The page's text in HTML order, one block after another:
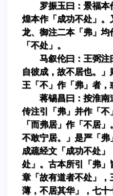
罗振玉曰：景福
煌本作「成功不处」
龙、御注二本「弗」均
「不处」。
马叙伦曰：王弼注
自彼成，故不居也。
王「不」作「弗」者，
蒋锡昌曰：按淮南
传注引「弗」并作「不
「而弗居」作「不居
不敢宁居。」是严「弗
成疏经文「成功不处
处」。古本所引「弗
章「故有道者不处」，
薄，不居其华」，七十